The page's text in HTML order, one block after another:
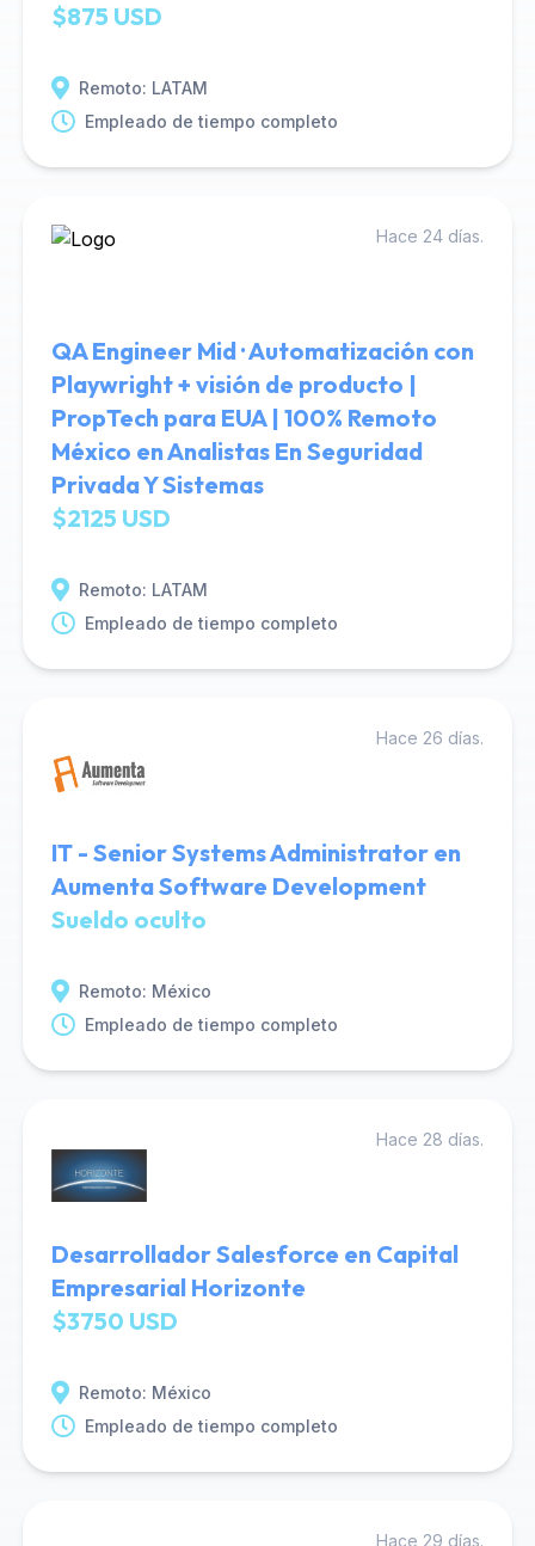
$875 USD
Remoto: LATAM
Empleado de tiempo completo
Hace 24 días.
QA Engineer Mid · Automatización con
Playwright + visión de producto |
PropTech para EUA | 100% Remoto
México en Analistas En Seguridad
Privada Y Sistemas
$2125 USD
Remoto: LATAM
Empleado de tiempo completo
Hace 26 días.
IT - Senior Systems Administrator en
Aumenta Software Development
Sueldo oculto
Remoto: México
Empleado de tiempo completo
Hace 28 días.
Desarrollador Salesforce en Capital
Empresarial Horizonte
$3750 USD
Remoto: México
Empleado de tiempo completo
Hace 29 días.